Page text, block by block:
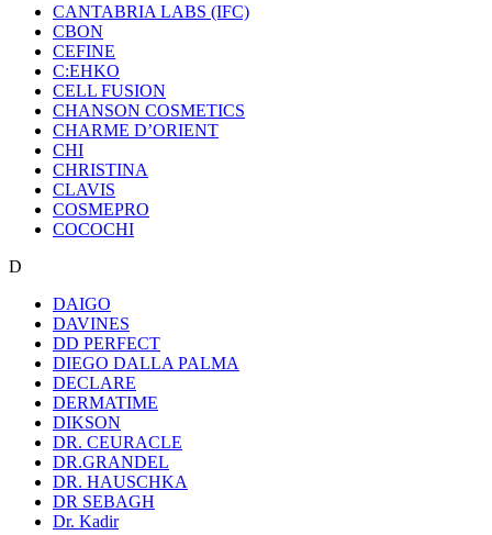
CANTABRIA LABS (IFC)
CBON
CEFINE
C:EHKO
CELL FUSION
CHANSON COSMETICS
CHARME D’ORIENT
CHI
CHRISTINA
CLAVIS
COSMEPRO
COCOCHI
D
DAIGO
DAVINES
DD PERFECT
DIEGO DALLA PALMA
DECLARE
DERMATIME
DIKSON
DR. CEURACLE
DR.GRANDEL
DR. HAUSCHKA
DR SEBAGH
Dr. Kadir